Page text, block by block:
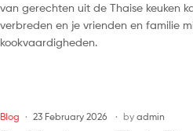
van gerechten uit de Thaise keuken
verbreden en je vrienden en familie
kookvaardigheden.
Blog 23 February 2026 by admin